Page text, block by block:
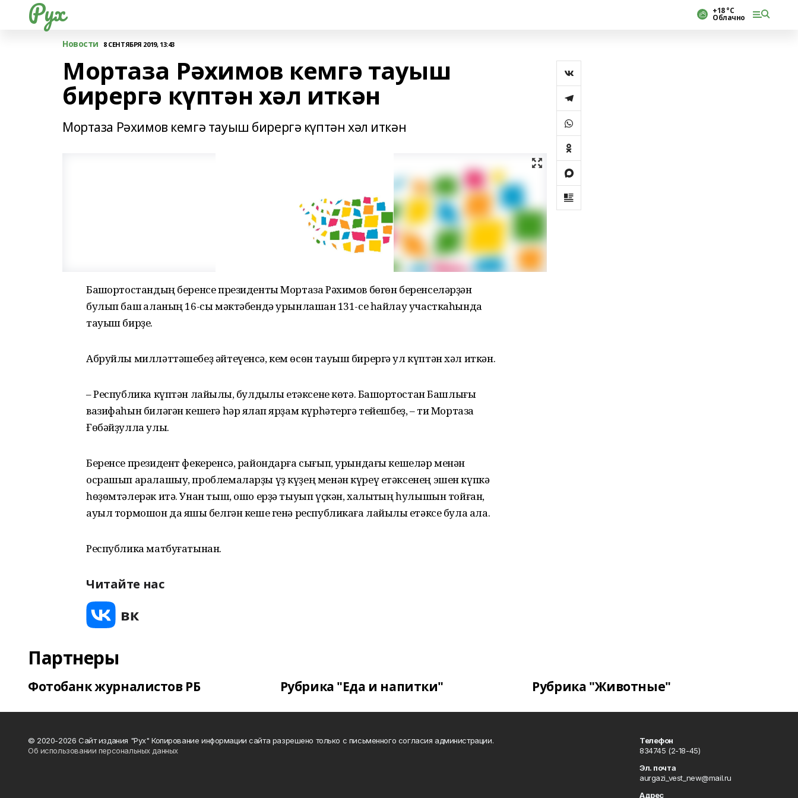
Рух +18 °С
Облачно
Новости 8 СЕНТЯБРЯ 2019, 13:43
Мортаза Рәхимов кемгә тауыш
бирергә күптән хәл иткән
Мортаза Рәхимов кемгә тауыш бирергә күптән хәл иткән
Башҡортостандың беренсе президенты Мортаза Рәхимов бөгөн беренселәрҙән
булып баш ҡаланың 16-сы мәктәбендә урынлашҡан 131-се һайлау участкаһында
тауыш бирҙе.
Абруйлы милләттәшебеҙ әйтеүенсә, кем өсөн тауыш бирергә ул күптән хәл иткән.
– Республика күптән лайыҡлы, булдыҡлы етәксене көтә. Башҡортостан Башлығы
вазифаһын биләгән кешегә һәр яҡлап ярҙам күрһәтергә тейешбеҙ, – ти Мортаза
Ғөбәйҙулла улы.
Беренсе президент фекеренсә, райондарға сығып, урындағы кешеләр менән
осрашып аралашыу, проблемаларҙы үҙ күҙең менән күреү етәксенең эшен күпкә
һөҙөмтәлерәк итә. Унан тыш, ошо ерҙә тыуып үҫкән, халыҡтың һулышын тойған,
ауыл тормошон да яҡшы белгән кеше генә республикаға лайыҡлы етәксе була ала.
Республика матбуғатынан.
Читайте нас
Партнеры
Фотобанк журналистов РБ Рубрика "Еда и напитки" Рубрика "Животные"
© 2020-2026 Сайт издания "Рух" Копирование информации сайта разрешено только с письменного согласия администрации.
Об использовании персональных данных
Телефон
834745 (2-18-45)
Эл. почта
aurgazi_vest_new@mail.ru
Адрес